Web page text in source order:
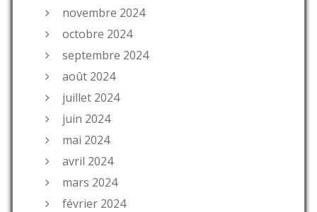
novembre 2024
octobre 2024
septembre 2024
août 2024
juillet 2024
juin 2024
mai 2024
avril 2024
mars 2024
février 2024